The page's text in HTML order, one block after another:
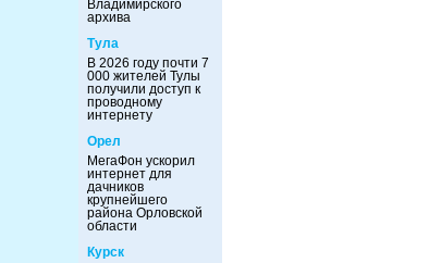
Владимирского
архива
Тула
В 2026 году почти 7
000 жителей Тулы
получили доступ к
проводному
интернету
Орел
МегаФон ускорил
интернет для
дачников
крупнейшего
района Орловской
области
Курск